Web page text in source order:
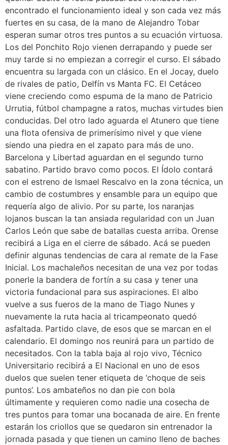
encontrado el funcionamiento ideal y son cada vez más
fuertes en su casa, de la mano de Alejandro Tobar
esperan sumar otros tres puntos a su ecuación virtuosa.
Los del Ponchito Rojo vienen derrapando y puede ser
muy tarde si no empiezan a corregir el curso. El sábado
encuentra su largada con un clásico. En el Jocay, duelo
de rivales de patio, Delfín vs Manta FC. El Cetáceo
viene creciendo como espuma de la mano de Patricio
Urrutia, fútbol champagne a ratos, muchas virtudes bien
conducidas. Del otro lado aguarda el Atunero que tiene
una flota ofensiva de primerísimo nivel y que viene
siendo una piedra en el zapato para más de uno.
Barcelona y Libertad aguardan en el segundo turno
sabatino. Partido bravo como pocos. El Ídolo contará
con el estreno de Ismael Rescalvo en la zona técnica, un
cambio de costumbres y ensamble para un equipo que
requería algo de alivio. Por su parte, los naranjas
lojanos buscan la tan ansiada regularidad con un Juan
Carlos León que sabe de batallas cuesta arriba. Orense
recibirá a Liga en el cierre de sábado. Acá se pueden
definir algunas tendencias de cara al remate de la Fase
Inicial. Los machaleños necesitan de una vez por todas
ponerle la bandera de fortín a su casa y tener una
victoria fundacional para sus aspiraciones. El albo
vuelve a sus fueros de la mano de Tiago Nunes y
nuevamente la ruta hacia al tricampeonato quedó
asfaltada. Partido clave, de esos que se marcan en el
calendario. El domingo nos reunirá para un partido de
necesitados. Con la tabla baja al rojo vivo, Técnico
Universitario recibirá a El Nacional en uno de esos
duelos que suelen tener etiqueta de ‘choque de seis
puntos’. Los ambateños no dan pie con bola
últimamente y requieren como nadie una cosecha de
tres puntos para tomar una bocanada de aire. En frente
estarán los criollos que se quedaron sin entrenador la
jornada pasada y que tienen un camino lleno de baches